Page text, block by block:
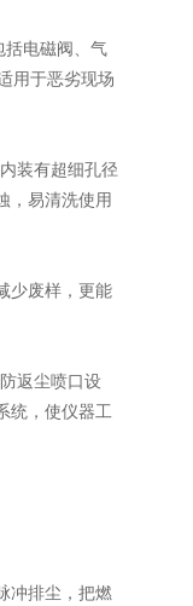
电磁阀、气
用于恶劣现场
装有超细孔径
，易清洗使用
少废样，更能
返尘喷口设
统，使仪器工
冲排尘，把燃